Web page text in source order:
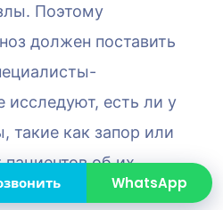
Поэтому
должен поставить
исследуют, есть ли у
такие как запор или
об их
историю
WhatsApp